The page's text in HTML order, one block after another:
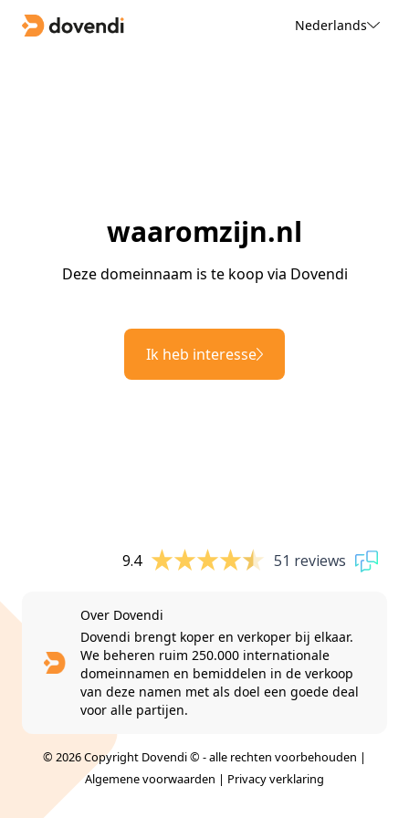
Nederlands
waaromzijn.nl
Deze domeinnaam is te koop via Dovendi
Ik heb interesse
9.4 51 reviews
Over Dovendi
Dovendi brengt koper en verkoper bij elkaar.
We beheren ruim 250.000 internationale
domeinnamen en bemiddelen in de verkoop
van deze namen met als doel een goede deal
voor alle partijen.
© 2026 Copyright Dovendi © - alle rechten voorbehouden |
Algemene voorwaarden | Privacy verklaring